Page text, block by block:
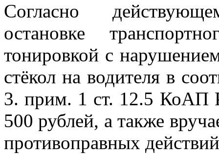
Согласно
остановке
тонировкой с
стёкол на водителя в
3. прим. 1 ст. 12.5 КоАП
500 рублей, а также
противоправных